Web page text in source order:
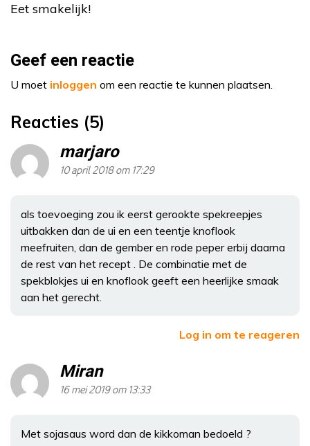
Eet smakelijk!
Geef een reactie
U moet inloggen om een reactie te kunnen plaatsen.
Reacties (5)
marjaro
10 april 2018 om 17:29
als toevoeging zou ik eerst gerookte spekreepjes
uitbakken dan de ui en een teentje knoflook
meefruiten, dan de gember en rode peper erbij daarna
de rest van het recept . De combinatie met de
spekblokjes ui en knoflook geeft een heerlijke smaak
aan het gerecht.
Log in om te reageren
Miran
16 mei 2019 om 13:33
Met sojasaus word dan de kikkoman bedoeld ?